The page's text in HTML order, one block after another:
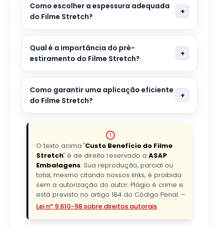
Como escolher a espessura adequada
do Filme Stretch?
Qual é a importância do pré-
estiramento do Filme Stretch?
Como garantir uma aplicação eficiente
do Filme Stretch?
O texto acima "Custo Benefício do Filme
Stretch" é de direito reservado a ASAP
Embalagens. Sua reprodução, parcial ou
total, mesmo citando nossos links, é proibida
sem a autorização do autor. Plágio é crime e
está previsto no artigo 184 do Código Penal. –
Lei nº 9.610-98 sobre direitos autorais.